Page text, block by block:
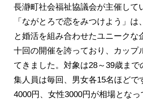
長瀞町社会福祉協議会が主催して
「ながとろで恋をみつけよう」は
と婚活を組み合わせたユニークな
十回の開催を誇っており、カップ
てきました。対象は28～39歳まで
集人員は毎回、男女各15名ほどで
4000円、女性3000円が相場となっ